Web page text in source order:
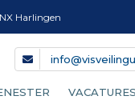
Harlingen
VACATURES